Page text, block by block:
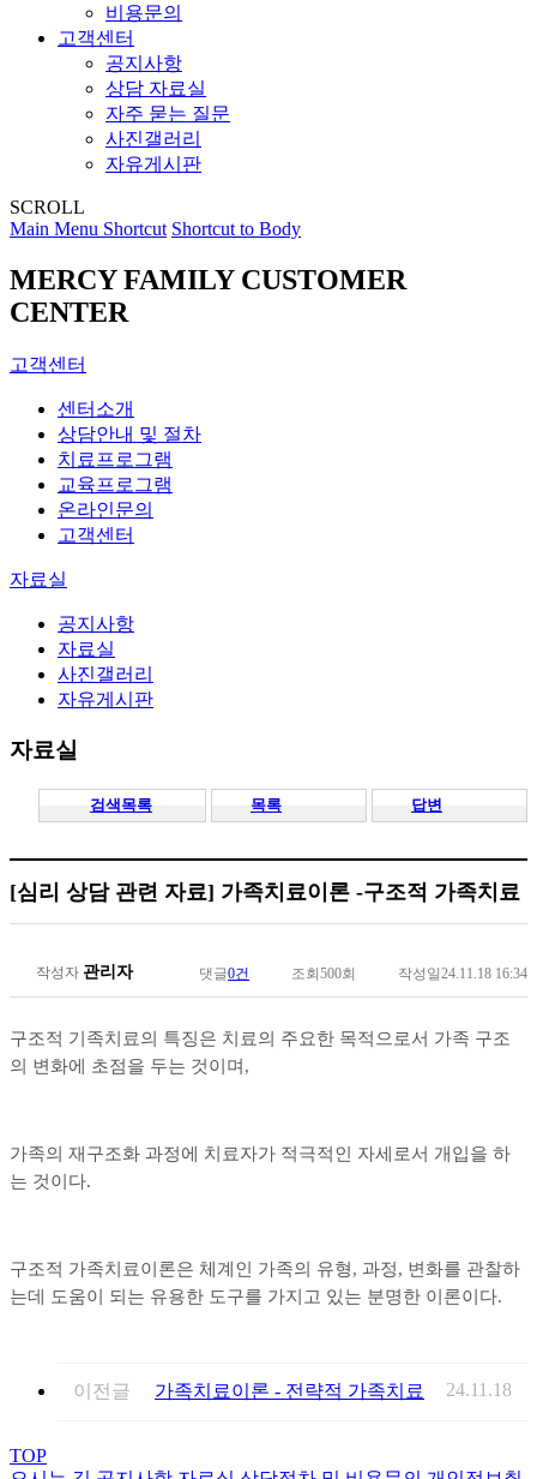
비용문의
고객센터
공지사항
상담 자료실
자주 묻는 질문
사진갤러리
자유게시판
SCROLL
Main Menu Shortcut Shortcut to Body
MERCY FAMILY CUSTOMER
CENTER
고객센터
센터소개
상담안내 및 절차
치료프로그램
교육프로그램
온라인문의
고객센터
자료실
공지사항
자료실
사진갤러리
자유게시판
검색목록 목록 답변
[심리 상담 관련 자료] 가족치료이론 -구조적 가족치료
작성자 관리자 댓글0건 조회 500회 작성일 24.11.18 16:34
구조적 기족치료의 특징은 치료의 주요한 목적으로서 가족 구조
의 변화에 초점을 두는 것이며 ,
가족의 재구조화 과정에 치료자가 적극적인 자세로서 개입을 하
는 것이다.
구조적 가족치료이론은 체계인 가족의 유형, 과정, 변화를 관찰하
는데 도움이 되는 유용한 도구를 가지고 있는 분명한 이론이다.
이전글 가족치료이론 - 전략적 가족치료 24.11.18
TOP